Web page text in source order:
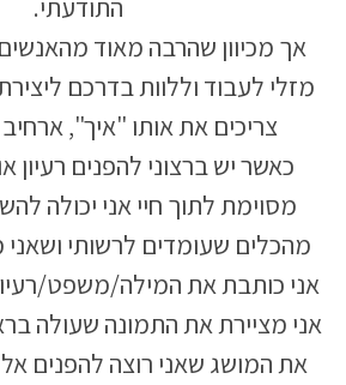
התודעתי.
אך מכיוון שהרבה מאוד
מזלי לעבוד וללוות בדרכם ליצירת
צריכים את אותו "איך",
כאשר יש ברצוני להפנים רעיון
מסוימת לתוך חיי אני יכולה
מהכלים שעומדים לרשותי
אני כותבת את המילה/משפט/
אני מציירת את התמונה שעולה
את המושג שאני רוצה להפנים